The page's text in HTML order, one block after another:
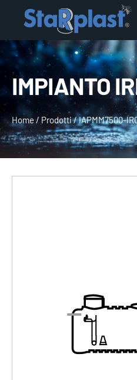
IMPIANTO
Home/ Prodotti/IAPMM7500-